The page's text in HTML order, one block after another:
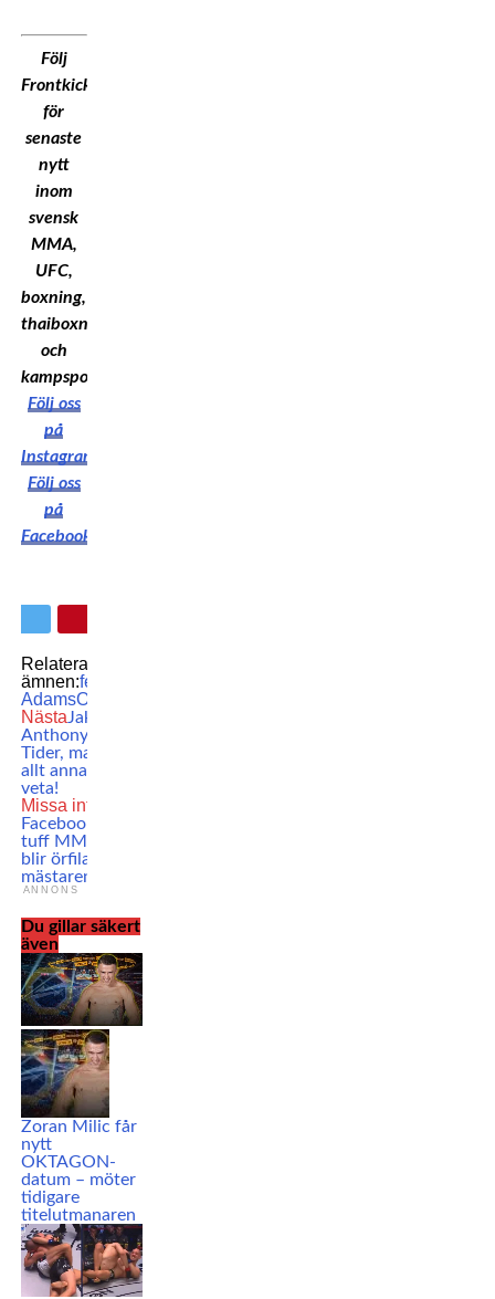
Följ
Frontkick.Online
för
senaste
nytt
inom
svensk
MMA,
UFC,
boxning,
thaiboxning
och
kampsport!
Följ oss
på
Instagram
Följ oss
på
Facebook
Relaterade
ämnen:featured
AdamsOKTAGON
NästaJake Paul vs
Anthony Joshua:
Tider, matchkort och
allt annat du måste
veta!
Missa inte
Facebookgrundaren i
tuff MMA-sparring –
blir örfilad av UFC-
mästaren
ANNONS
Du gillar säkert
även
Zoran Milic får
nytt
OKTAGON-
datum – möter
tidigare
titelutmanaren